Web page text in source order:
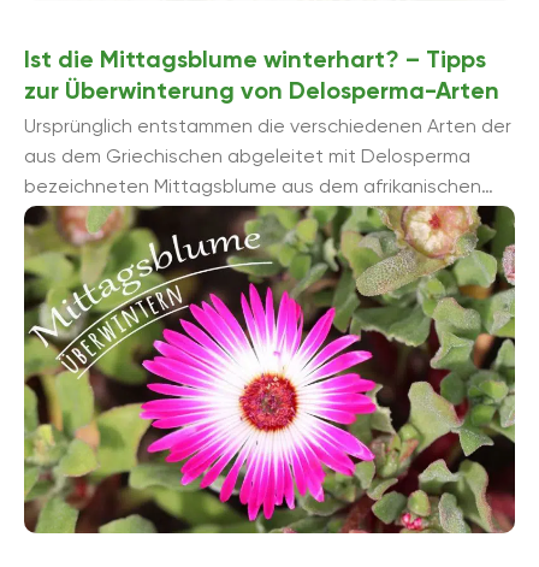
Ist die Mittagsblume winterhart? – Tipps
zur Überwinterung von Delosperma-Arten
Ursprünglich entstammen die verschiedenen Arten der
aus dem Griechischen abgeleitet mit Delosperma
bezeichneten Mittagsblume aus dem afrikanischen
Raum. Da sie mittlerweile auch bei uns gerne zur
Gartengestaltung eingesetzt wird, ...